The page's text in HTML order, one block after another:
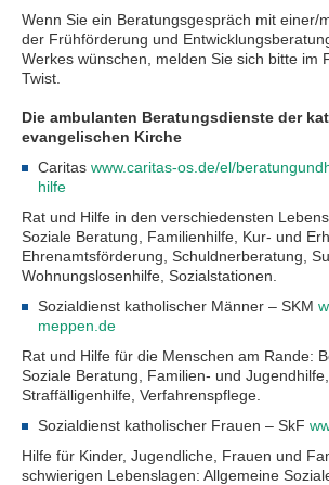
Wenn Sie ein Beratungsgespräch mit einer/
der Frühförderung und
Werkes wünschen, melden Sie sich bitte im
Twist.
Die ambulanten Beratungsdienste der
evangelischen Kirche
Caritas www.caritas-os.de/el/
hilfe
Rat und Hilfe in den verschiedensten
Soziale Beratung, Familienhilfe, Kur- und
Ehrenamtsförderung, Schuldnerberatung,
Wohnungslosenhilfe, Sozialstationen.
Sozialdienst katholischer Männer – SKM
meppen.de
Rat und Hilfe für die Menschen am Rande:
Soziale Beratung, Familien- und
Straffälligenhilfe, Verfahrenspflege.
Sozialdienst katholischer Frauen – SkF
Hilfe für Kinder, Jugendliche, Frauen und
schwierigen Lebenslagen: Allgemeine